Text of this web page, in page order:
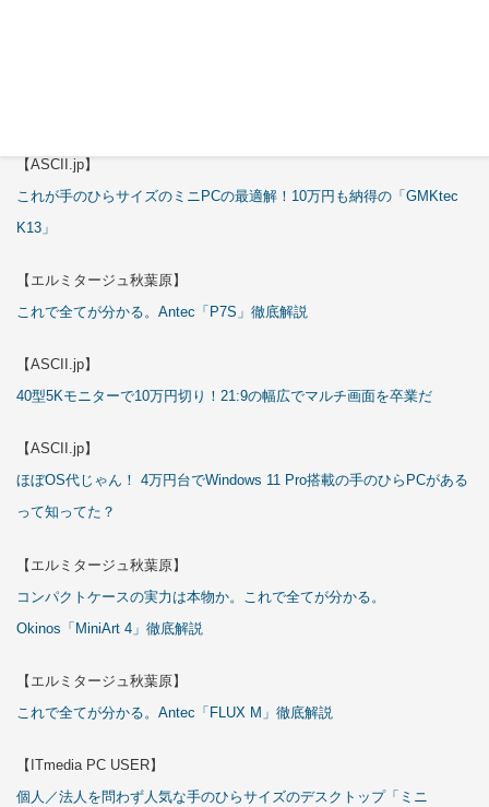
【ASCII.jp】
これが手のひらサイズのミニPCの最適解！10万円も納得の「GMKtec
K13」
【エルミタージュ秋葉原】
これで全てが分かる。Antec「P7S」徹底解説
【ASCII.jp】
40型5Kモニターで10万円切り！21:9の幅広でマルチ画面を卒業だ
【ASCII.jp】
ほぼOS代じゃん！ 4万円台でWindows 11 Pro搭載の手のひらPCがある
って知ってた？
【エルミタージュ秋葉原】
コンパクトケースの実力は本物か。これで全てが分かる。
Okinos「MiniArt 4」徹底解説
【エルミタージュ秋葉原】
これで全てが分かる。Antec「FLUX M」徹底解説
【ITmedia PC USER】
個人／法人を問わず人気な手のひらサイズのデスクトップ「ミニ